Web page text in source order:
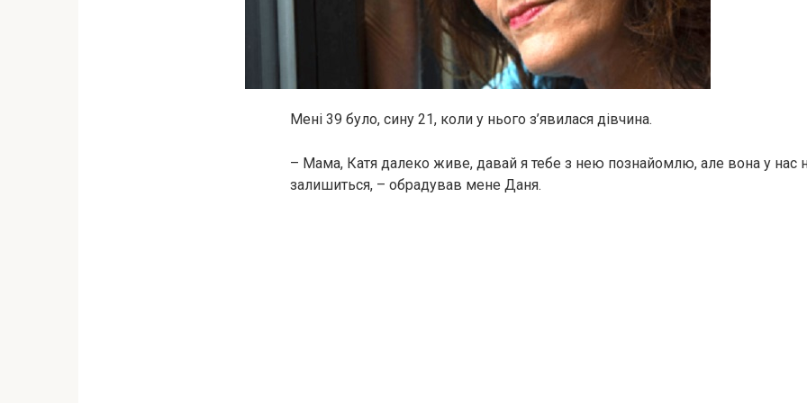
Мені 39 було, сину 21, коли у нього з’явилася дівчина.
– Мама, Катя далеко живе, давай я тебе з нею познайомлю, але вона у нас
залишиться, – обрадував мене Даня.